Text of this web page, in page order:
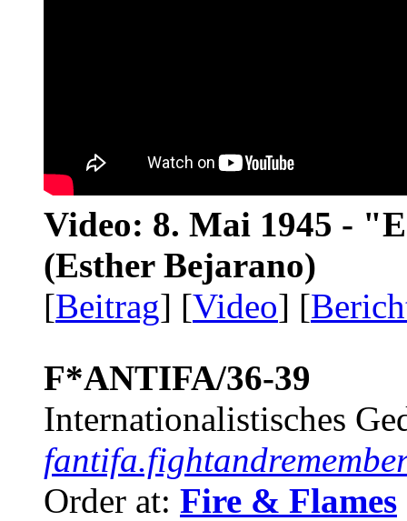
Video: 8. Mai 1945 -
(Esther Bejarano)
[Beitrag] [Video] [
F*ANTIFA/36-39
Internationalistisches
Order at: Fire & Flames